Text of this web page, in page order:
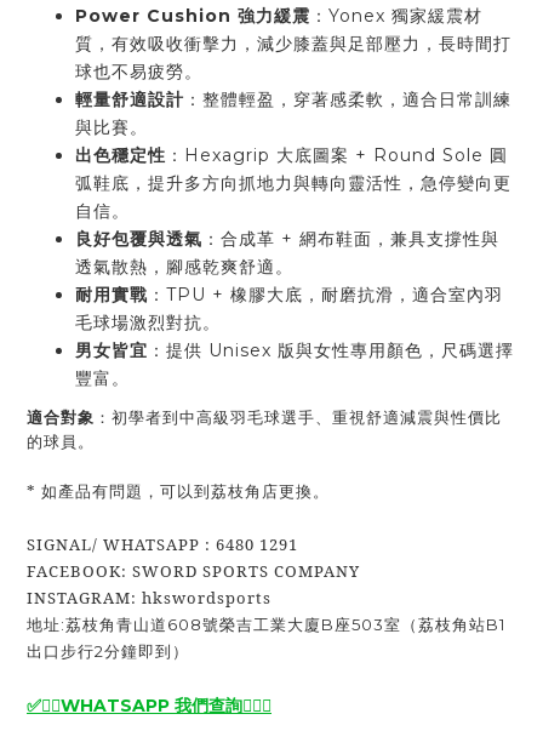
Power Cushion 強力緩震 ：Yonex 獨家緩震材
質，有效吸收衝擊力，減少膝蓋與足部壓力，長時間打
球也不易疲勞。
輕量舒適設計 ：整體輕盈，穿著感柔軟，適合日常訓練
與比賽。
出色穩定性 ：Hexagrip 大底圖案 + Round Sole 圓
弧鞋底，提升多方向抓地力與轉向靈活性，急停變向更
自信。
良好包覆與透氣 ：合成革 + 網布鞋面，兼具支撐性與
透氣散熱，腳感乾爽舒適。
耐用實戰 ：TPU + 橡膠大底，耐磨抗滑，適合室內羽
毛球場激烈對抗。
男女皆宜 ：提供 Unisex 版與女性專用顏色，尺碼選擇
豐富。
適合對象 ：初學者到中高級羽毛球選手、重視舒適減震與性價比
的球員。
* 如產品有問題，可以到荔枝角店更換。
SIGNAL/ WHATSAPP : 6480 1291
FACEBOOK: SWORD SPORTS COMPANY
INSTAGRAM: hkswordsports
地址:荔枝角青山道608號榮吉工業大廈B座503室（荔枝角站B1
出口步行2分鐘即到）
✅🙆‍♂️WHATSAPP 我們查詢🙆‍♂️✅